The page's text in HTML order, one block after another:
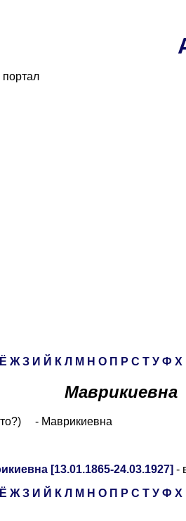
Ё Ж З И Й К Л М Н О П Р С Т У Ф Х
Маврикиевна
- Маврикиевна
[13.01.1865-24.03.1927] -
Ё Ж З И Й К Л М Н О П Р С Т У Ф Х